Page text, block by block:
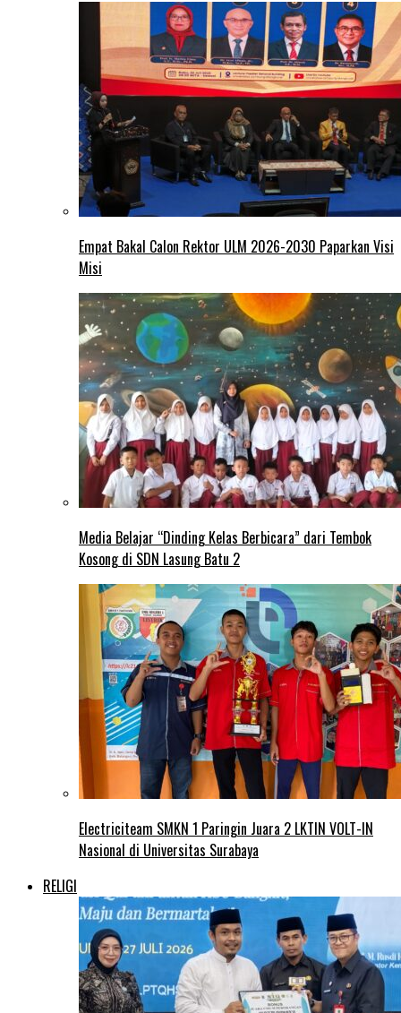
Empat Bakal Calon Rektor ULM 2026-2030 Paparkan Visi
Misi
Media Belajar “Dinding Kelas Berbicara” dari Tembok
Kosong di SDN Lasung Batu 2
Electriciteam SMKN 1 Paringin Juara 2 LKTIN VOLT-IN
Nasional di Universitas Surabaya
RELIGI